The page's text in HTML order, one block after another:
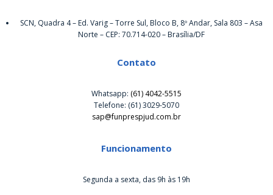
SCN, Quadra 4 – Ed. Varig – Torre Sul, Bloco B, 8º Andar, Sala 803 – Asa
Norte – CEP: 70.714-020 – Brasília/DF
Contato
Whatsapp: (61) 4042-5515
Telefone: (61) 3029-5070
sap@funprespjud.com.br
Funcionamento
Segunda a sexta, das 9h às 19h